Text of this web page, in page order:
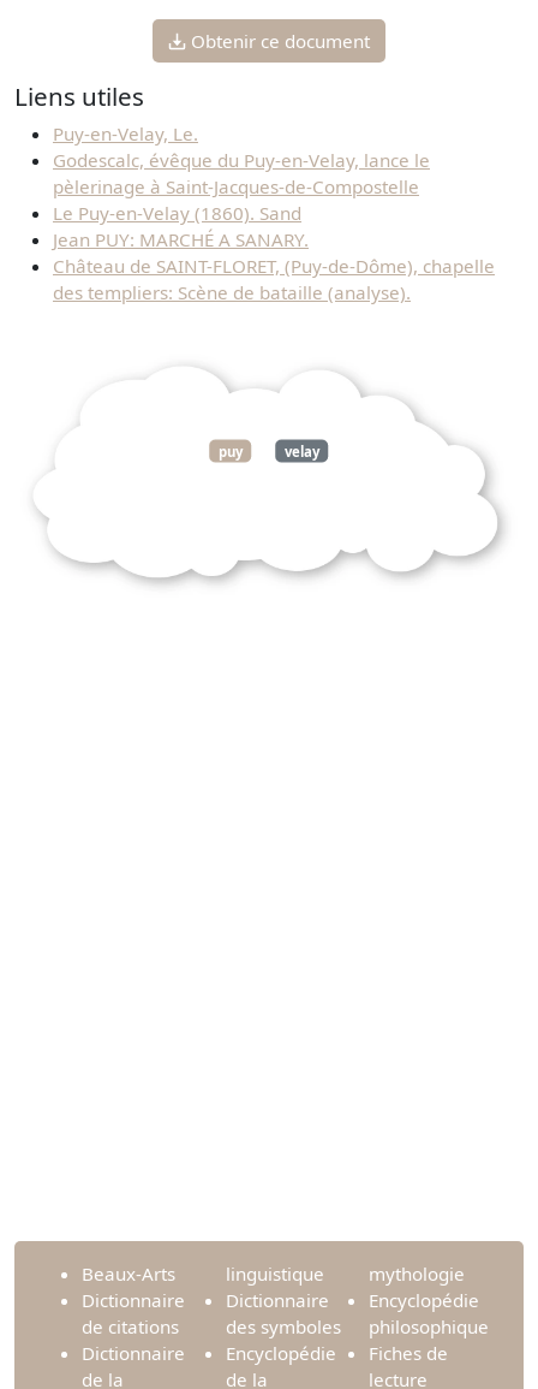
Obtenir ce document
Liens utiles
Puy-en-Velay, Le.
Godescalc, évêque du Puy-en-Velay, lance le
pèlerinage à Saint-Jacques-de-Compostelle
Le Puy-en-Velay (1860). Sand
Jean PUY: MARCHÉ A SANARY.
Château de SAINT-FLORET, (Puy-de-Dôme), chapelle
des templiers: Scène de bataille (analyse).
puy velay
Beaux-Arts
Dictionnaire
de citations
Dictionnaire
de la
linguistique
Dictionnaire
des symboles
Encyclopédie
de la
mythologie
Encyclopédie
philosophique
Fiches de
lecture